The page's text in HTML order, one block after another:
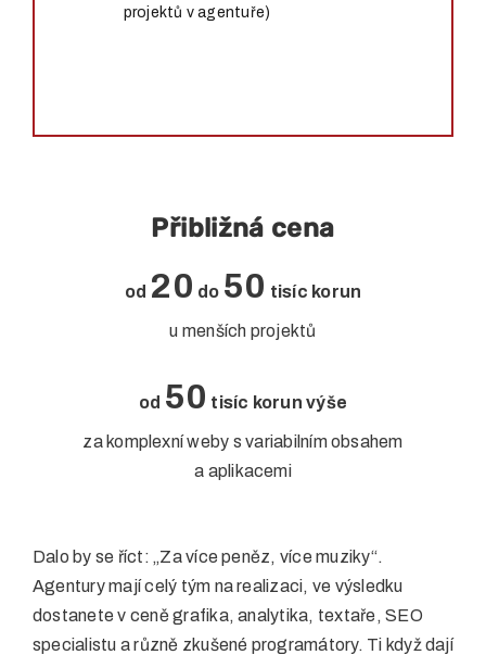
projektů v agentuře)
Přibližná cena
od 20 do 50 tisíc korun
u menších projektů
od 50 tisíc korun výše
za komplexní weby s variabilním obsahem
a aplikacemi
Dalo by se říct: „Za více peněz, více muziky“.
Agentury mají celý tým na realizaci, ve výsledku
dostanete v ceně grafika, analytika, textaře, SEO
specialistu a různě zkušené programátory. Ti když dají